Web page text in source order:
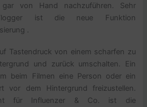
gar von Hand nachzuführen. Sehr
ist die neue Funktion
.
Tastendruck von einem scharfen zu
und zurück umschalten. Ein
beim Filmen eine Person oder ein
vor dem Hintergrund freizustellen.
für Influenzer & Co. ist die